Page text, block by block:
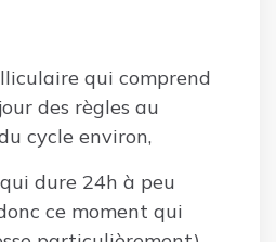
qui comprend
des règles au
cycle environ,
dure 24h à peu
ce moment qui